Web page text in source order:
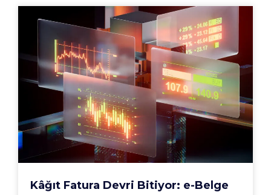
Kâğıt Fatura Devri Bitiyor: e-Belge